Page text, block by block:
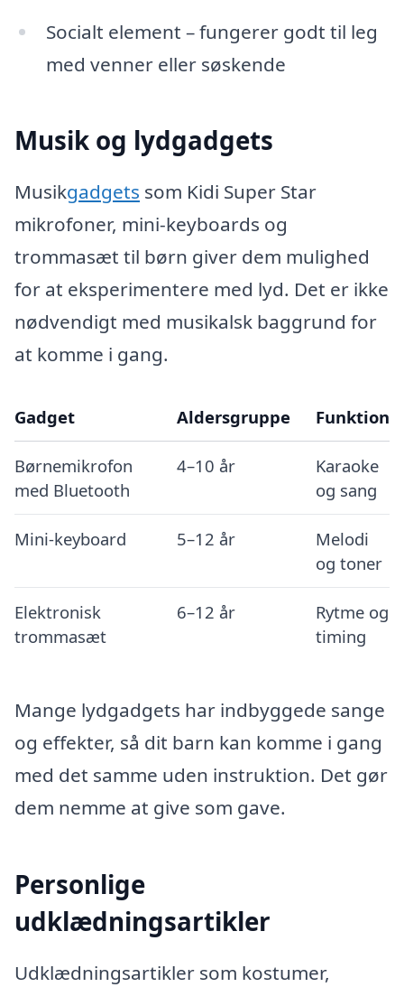
Socialt element – fungerer godt til leg
med venner eller søskende
Musik og lydgadgets
Musikgadgets som Kidi Super Star
mikrofoner, mini-keyboards og
trommasæt til børn giver dem mulighed
for at eksperimentere med lyd. Det er ikke
nødvendigt med musikalsk baggrund for
at komme i gang.
Gadget Aldersgruppe Funktion
Børnemikrofon
med Bluetooth
4–10 år
Karaoke
og sang
Mini-keyboard 5–12 år
Melodi
og toner
Elektronisk
trommasæt
6–12 år
Rytme og
timing
Mange lydgadgets har indbyggede sange
og effekter, så dit barn kan komme i gang
med det samme uden instruktion. Det gør
dem nemme at give som gave.
Personlige
udklædningsartikler
Udklædningsartikler som kostumer,